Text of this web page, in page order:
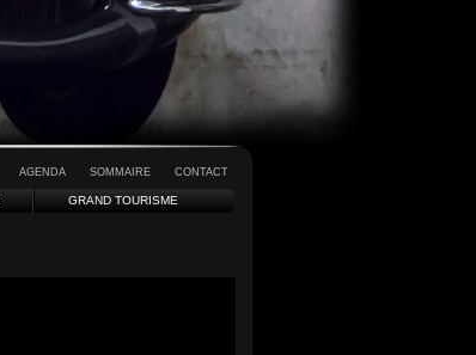
AGENDA SOMMAIRE CONTACT
GRAND TOURISME